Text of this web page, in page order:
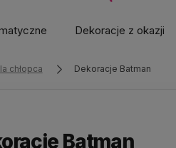
Dekoracje z okazji
chłopca Dekoracje Batman
Batman